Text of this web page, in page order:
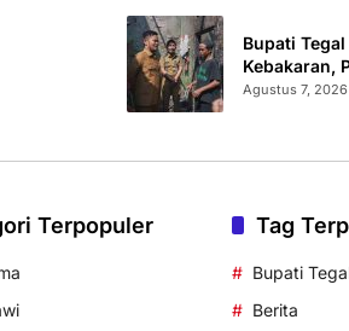
Bupati
Kebakaran,
Korban
Agustus 7, 2026
Terpopuler Tag
Bupati
Berita